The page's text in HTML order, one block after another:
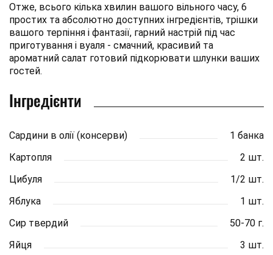
Отже, всього кілька хвилин вашого вільного часу, 6
простих та абсолютно доступних інгредієнтів, трішки
вашого терпіння і фантазії, гарний настрій під час
приготування і вуаля - смачний, красивий та
ароматний салат готовий підкорювати шлунки ваших
гостей.
Інгредієнти
Сардини в олії (консерви)
1 банка
Картопля
2 шт.
Цибуля
1/2 шт.
Яблука
1 шт.
Сир твердий
50-70 г.
Яйця
3 шт.